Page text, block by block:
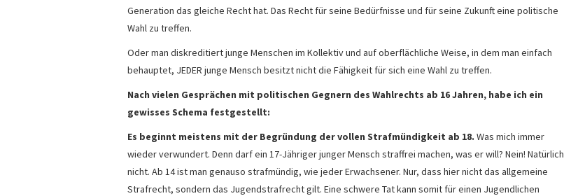
Generation das gleiche Recht hat. Das Recht für seine Bedürfnisse und für seine Zukunft eine politische
Wahl zu treffen.
Oder man diskreditiert junge Menschen im Kollektiv und auf oberflächliche Weise, in dem man einfach
behauptet, JEDER junge Mensch besitzt nicht die Fähigkeit für sich eine Wahl zu treffen.
Nach vielen Gesprächen mit politischen Gegnern des Wahlrechts ab 16 Jahren, habe ich ein
gewisses Schema festgestellt:
Es beginnt meistens mit der Begründung der vollen Strafmündigkeit ab 18. Was mich immer
wieder verwundert. Denn darf ein 17-Jähriger junger Mensch straffrei machen, was er will? Nein! Natürlich
nicht. Ab 14 ist man genauso strafmündig, wie jeder Erwachsener. Nur, dass hier nicht das allgemeine
Strafrecht, sondern das Jugendstrafrecht gilt. Eine schwere Tat kann somit für einen Jugendlichen